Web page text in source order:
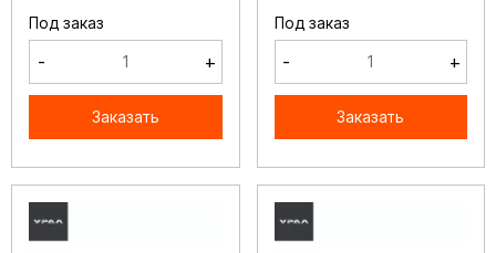
Под заказ
- +
Заказать
Под заказ
- +
Заказать